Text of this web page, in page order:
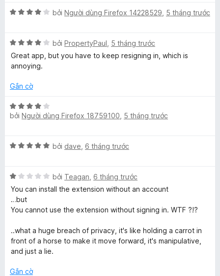
5
g
5
X
h
ạ
n
4
r
o
s
bởi Người dùng Firefox 14228529 5 tháng trước
X
ế
p
ạ
g
4
o
s
ố
bởi PropertyPaul 5 tháng trước
Great app, but you have to keep resigning in, which is
annoying.
Gắn cờ
X
ế
ạ
4
t
r
o
g
s
ố
bởi Người dùng Firefox 18759100 5 tháng trước
X
h
ạ
g
r
o
g
bởi dave 6 tháng trước
X
ế
h
g
1
r
bởi Teagan 6 tháng trước
You can install the extension without an account
…but
You cannot use the extension without signing in. WTF ?!?
..what a huge breach of privacy, it's like holding a carrot in
front of a horse to make it move forward, it's manipulative,
and just a lie.
Gắn cờ